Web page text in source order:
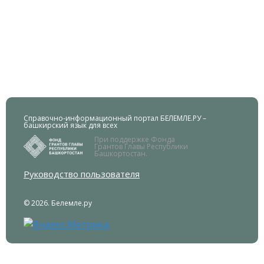
Справочно-информационный портал БЕЛЕМЛЕ.РУ –
башкирский язык для всех
При поддержке Фонда
Грантов Главы Республики
Башкортостан.
Руководство пользователя
© 2026. Белемле.ру